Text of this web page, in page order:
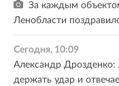
За каждым
Ленобласти
Сегодня, 10:09
Александр Дрозденко:
держать удар и